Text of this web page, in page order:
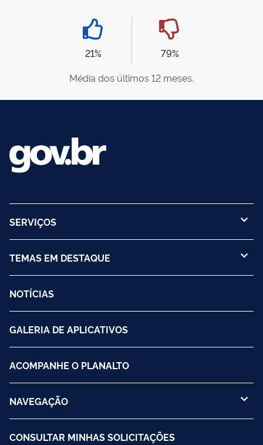
21%
79%
Média dos últimos 12 meses.
SERVIÇOS
TEMAS EM DESTAQUE
NOTÍCIAS
GALERIA DE APLICATIVOS
ACOMPANHE O PLANALTO
NAVEGAÇÃO
CONSULTAR MINHAS SOLICITAÇÕES